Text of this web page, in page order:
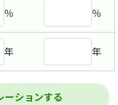
％ ％
年 年
ーションする